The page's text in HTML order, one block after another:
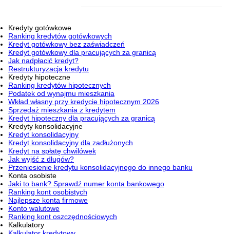
Kredyty gotówkowe
Ranking kredytów gotówkowych
Kredyt gotówkowy bez zaświadczeń
Kredyt gotówkowy dla pracujących za granicą
Jak nadpłacić kredyt?
Restrukturyzacja kredytu
Kredyty hipoteczne
Ranking kredytów hipotecznych
Podatek od wynajmu mieszkania
Wkład własny przy kredycie hipotecznym 2026
Sprzedaż mieszkania z kredytem
Kredyt hipoteczny dla pracujących za granicą
Kredyty konsolidacyjne
Kredyt konsolidacyjny
Kredyt konsolidacyjny dla zadłużonych
Kredyt na spłatę chwilówek
Jak wyjść z długów?
Przeniesienie kredytu konsolidacyjnego do innego banku
Konta osobiste
Jaki to bank? Sprawdź numer konta bankowego
Ranking kont osobistych
Najlepsze konta firmowe
Konto walutowe
Ranking kont oszczędnościowych
Kalkulatory